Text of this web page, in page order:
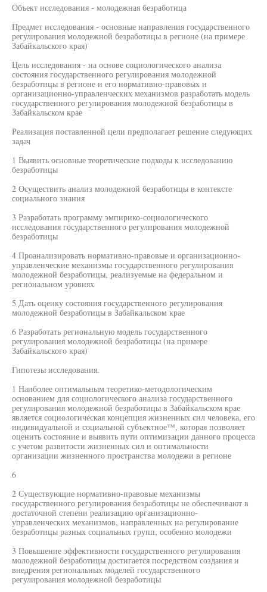
Объект исследования - молодежная безработица
Предмет исследования - основные направления государственного
регулирования молодежной безработицы в регионе (на примере
Забайкальского края)
Цель исследования - на основе социологического анализа
состояния государственного регулирования молодежной
безработицы в регионе и его нормативно-правовых и
организационно-управленческих механизмов разработать модель
государственного регулирования молодежной безработицы в
Забайкальском крае
Реализация поставленной цели предполагает решение следующих
задач
1 Выявить основные теоретические подходы к исследованию
безработицы
2 Осуществить анализ молодежной безработицы в контексте
социального знания
3 Разработать программу эмпирико-социологического
исследования государственного регулирования молодежной
безработицы
4 Проанализировать нормативно-правовые и организационно-
управленческие механизмы государственного регулирования
молодежной безработицы, реализуемые на федеральном и
региональном уровнях
5 Дать оценку состояния государственного регулирования
молодежной безработицы в Забайкальском крае
6 Разработать региональную модель государственного
регулирования молодежной безработицы (на примере
Забайкальского края)
Гипотезы исследования.
1 Наиболее оптимальным теоретико-методологическим
основанием для социологического анализа государственного
регулирования молодежной безработицы в Забайкальском крае
является социологическая концепция жизненных сил человека, его
индивидуальной и социальной субъектное™, которая позволяет
оценить состояние и выявить пути оптимизации данного процесса
с учетом развитости жизненных сил и оптимальности
организации жизненного пространства молодежи в регионе
6
2 Существующие нормативно-правовые механизмы
государственного регулирования безработицы не обеспечивают в
достаточной степени реализацию организационно-
управленческих механизмов, направленных на регулирование
безработицы разных социальных групп, особенно молодежи
3 Повышение эффективности государственного регулирования
молодежной безработицы достигается посредством создания и
внедрения региональных моделей государственного
регулирования молодежной безработицы